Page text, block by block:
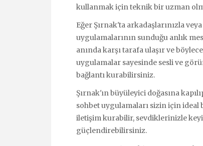
kullanmak için teknik bir uzman
Eğer Şırnak'ta arkadaşlarınızla
uygulamalarının sunduğu anlık
anında karşı tarafa ulaşır ve
uygulamalar sayesinde sesli ve
bağlantı kurabilirsiniz.
Şırnak'ın büyüleyici doğasına
sohbet uygulamaları sizin için ideal
iletişim kurabilir, sevdiklerinizle
güçlendirebilirsiniz.